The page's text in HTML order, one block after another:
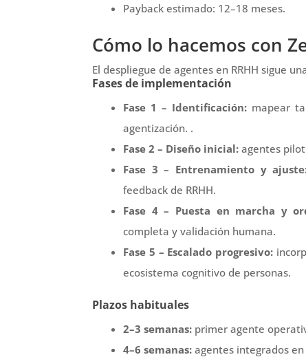
Payback estimado: 12–18 meses.
Cómo lo hacemos con
El despliegue de agentes en RRHH sigue
Fases de implementación
Fase 1 – Identificación: mapear
agentización. .
Fase 2 – Diseño inicial: agentes
Fase 3 – Entrenamiento y
feedback de RRHH.
Fase 4 – Puesta en marcha y
completa y validación humana.
Fase 5 – Escalado progresivo:
ecosistema cognitivo de personas.
Plazos habituales
2–3 semanas: primer agente
4–6 semanas: agentes integrados